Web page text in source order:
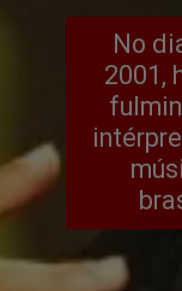
No
2001,